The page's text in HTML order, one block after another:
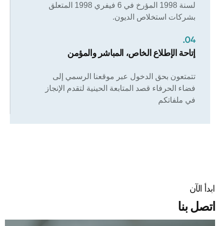
لسنة 1998 المؤرخ في 6 فيفري 1998 المتعلق
بشركات استخلاص الديون.
04.
إتاحة الإطلاع الخاص، المباشر والمؤمن
تتمتعون بحق الدخول عبر موقعنا الرسمي إلى
فضاء الحرفاء قصد المتابعة الحينية لتقدم الإنجاز
في ملفاتكم
ابدأ الآن​
اتصل بنا